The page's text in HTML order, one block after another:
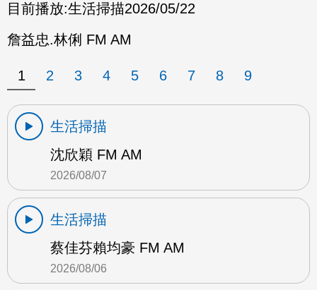
目前播放:生活掃描2026/05/22
詹益忠.林俐 FM AM
1 2 3 4 5 6 7 8 9
生活掃描
沈欣穎 FM AM
2026/08/07
生活掃描
蔡佳芬賴均豪 FM AM
2026/08/06